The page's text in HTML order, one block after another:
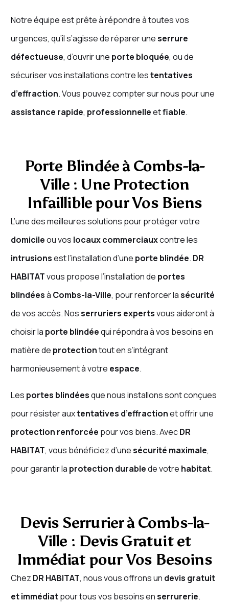
Notre équipe est prête à répondre à toutes vos
urgences, qu’il s’agisse de réparer uneserrure
défectueuse, d’ouvrir une porte bloquée, ou de
sécuriser vos installations contre lestentatives
d’effraction. Vous pouvez compter sur nous pour une
assistance rapide, professionnelleetfiable.
Porte Blindée à Combs-la-
Ville : Une Protection
Infaillible pour Vos Biens
L’une des meilleures solutions pour protéger votre
domicileou vos locaux commerciauxcontre les
intrusionsest l’installation d’une porte blindée. DR
HABITATvous propose l’installation de portes
blindéesà Combs-la-Ville, pour renforcer lasécurité
de vos accès. Nosserruriers expertsvous aideront à
choisir la porte blindéequi répondra à vos besoins en
matière de protectiontout en s’intégrant
harmonieusement à votre espace.
Les portes blindéesque nous installons sont conçues
pour résister auxtentatives d’effractionet offrir une
protection renforcée pour vos biens. AvecDR
HABITAT, vous bénéficiez d’unesécurité maximale,
pour garantir la protection durablede votre habitat.
Devis Serrurier à Combs-la-
Ville : Devis Gratuit et
Immédiat pour Vos Besoins
Chez DR HABITAT, nous vous offrons un devis gratuit
et immédiatpour tous vos besoins enserrurerie.